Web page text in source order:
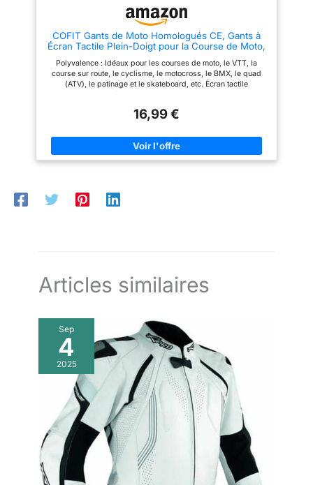
COFIT Gants de Moto Homologués CE, Gants à
Écran Tactile Plein-Doigt pour la Course de Moto,
Sports de Plein Air - Noir XL
Polyvalence : Idéaux pour les courses de moto, le VTT, la
course sur route, le cyclisme, le motocross, le BMX, le quad
(ATV), le patinage et le skateboard, etc. Écran tactile
appareils à écran tactile. Adhérence optimisée : Le gel de
des guidons et une sécurité accrue lors de la conduite.
Protection intégrale : Avec coques aux articulations et paume
rembourrée, ces gants protègent efficacement en course
Préférez une taille supérieure pour les paumes larges. Entre
deux tailles, optez pour la plus grande.
16,99 €
Articles similaires
Sep
4
2025